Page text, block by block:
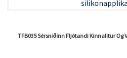
TFB035 Sérsniðinn Fljótandi Kinnalitur Og